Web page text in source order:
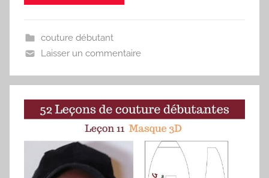
couture débutant
Laisser un commentaire